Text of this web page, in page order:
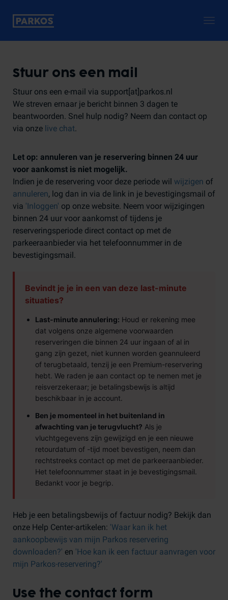
Stuur ons een mail
Stuur ons een e-mail via support[at]parkos.nl
We streven ernaar je bericht binnen 3 dagen te
beantwoorden. Snel hulp nodig? Neem dan contact op
via onze live chat.
Let op: annuleren van je reservering binnen 24 uur
voor aankomst is niet mogelijk.
Indien je de reservering voor deze periode wil wijzigen of
annuleren, log dan in via de link in je bevestigingsmail of
via 'Inloggen' op onze website. Neem voor wijzigingen
binnen 24 uur voor aankomst of tijdens je
reserveringsperiode direct contact op met de
parkeeraanbieder via het telefoonnummer in de
bevestigingsmail.
Bevindt je je in een van deze last-minute
situaties?
Last-minute annulering: Houd er rekening mee
dat volgens onze algemene voorwaarden
reserveringen die binnen 24 uur ingaan of al in
gang zijn gezet, niet kunnen worden geannuleerd
of terugbetaald, tenzij je een Premium-reservering
hebt. We raden je aan contact op te nemen met je
reisverzekeraar; je betalingsbewijs is altijd
beschikbaar in je account.
Ben je momenteel in het buitenland in
afwachting van je terugvlucht? Als je
vluchtgegevens zijn gewijzigd en je een nieuwe
retourdatum of -tijd moet bevestigen, neem dan
rechtstreeks contact op met de parkeeraanbieder.
Het telefoonnummer staat in je bevestigingsmail.
Bedankt voor je begrip.
Heb je een betalingsbewijs of factuur nodig? Bekijk dan
onze Help Center-artikelen: 'Waar kan ik het
aankoopbewijs van mijn Parkos reservering
downloaden?' en 'Hoe kan ik een factuur aanvragen voor
mijn Parkos-reservering?'
Use the contact form